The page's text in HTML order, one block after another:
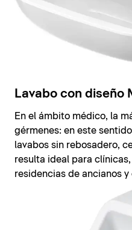
Lavabo con diseño
En el ámbito médico, la
gérmenes: en este
lavabos sin rebosadero,
resulta ideal para
residencias de ancianos